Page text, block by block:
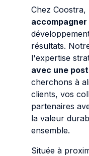
Chez
résultats.
l'expertise
avec une
cherchons à
clients, vos
partenaires
la valeur
ensemble.
Située à